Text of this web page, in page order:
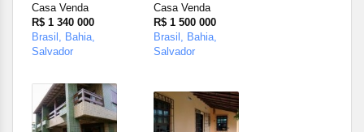
Casa Venda
R$ 1 340 000
Brasil, Bahia,
Salvador
Casa Venda
R$ 1 500 000
Brasil, Bahia,
Salvador